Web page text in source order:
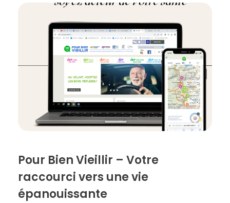
Pour Bien Vieillir – Votre
raccourci vers une vie
épanouissante